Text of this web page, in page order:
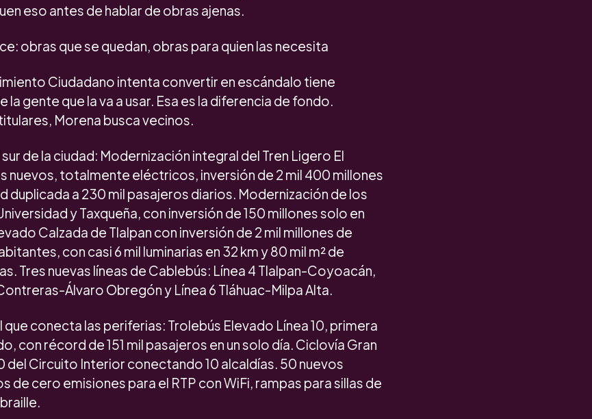
eso antes de hablar de obras ajenas.
obras que se quedan, obras para quien las necesita
Ciudadano intenta convertir en escándalo tiene
la gente que la va a usar. Esa es la diferencia de fondo.
Morena busca vecinos.
de la ciudad: Modernización integral del Tren Ligero El
nuevos, totalmente eléctricos, inversión de 2 mil 400 millones
duplicada a 230 mil pasajeros diarios. Modernización de los
y Taxqueña, con inversión de 150 millones solo en
Calzada de Tlalpan con inversión de 2 mil millones de
con casi 6 mil luminarias en 32 km y 80 mil m² de
Tres nuevas líneas de Cablebús: Línea 4 Tlalpan-Coyoacán,
Álvaro Obregón y Línea 6 Tláhuac-Milpa Alta.
conecta las periferias: Trolebús Elevado Línea 10, primera
con récord de 151 mil pasajeros en un solo día. Ciclovía Gran
del Circuito Interior conectando 10 alcaldías. 50 nuevos
de cero emisiones para el RTP con WiFi, rampas para sillas de